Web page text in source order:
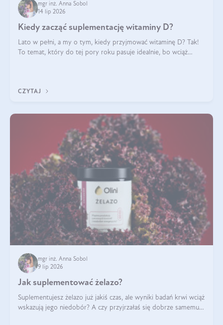
mgr inż. Anna Sobol
14 lip 2026
Kiedy zacząć suplementację witaminy D?
Lato w pełni, a my o tym, kiedy przyjmować witaminę D? Tak!
To temat, który do tej pory roku pasuje idealnie, bo wciąż
CZYTAJ
mgr inż. Anna Sobol
9 lip 2026
Jak suplementować żelazo?
Suplementujesz żelazo już jakiś czas, ale wyniki badań krwi wciąż
wskazują jego niedobór? A czy przyjrzałaś się dobrze samemu